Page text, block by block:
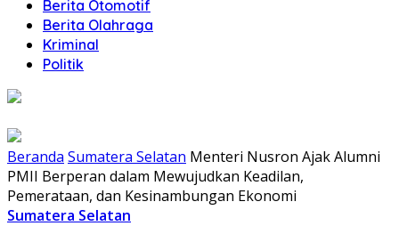
Berita Otomotif
Berita Olahraga
Kriminal
Politik
Beranda Sumatera Selatan Menteri Nusron Ajak Alumni
PMII Berperan dalam Mewujudkan Keadilan,
Pemerataan, dan Kesinambungan Ekonomi
Sumatera Selatan